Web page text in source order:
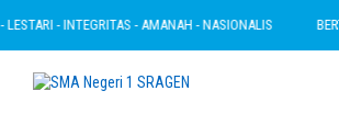
- INTEGRITAS - AMANAH - NASIONALIS